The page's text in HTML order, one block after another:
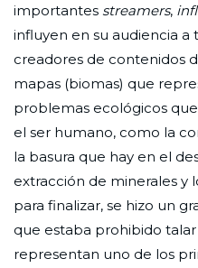
importantes streamers,
influyen en su audiencia a
creadores de contenidos
mapas (biomas) que
problemas ecológicos
el ser humano, como la
la basura que hay en el
extracción de minerales y
para finalizar, se hizo un
que estaba prohibido
representan uno de los